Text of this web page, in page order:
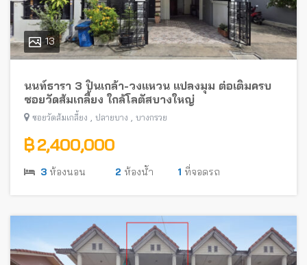
13
นนท์ธารา 3 ปิ่นเกล้า-วงแหวน แปลงมุม ต่อเติมครบ
ซอยวัดส้มเกลี้ยง ใกล้โลตัสบางใหญ่
ซอยวัดส้มเกลี้ยง ปลายบาง บางกรวย
฿ 2,400,000
3 ห้องนอน 2 ห้องน้ำ 1 ที่จอดรถ